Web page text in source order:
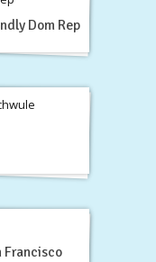
Dom Rep
Francisco